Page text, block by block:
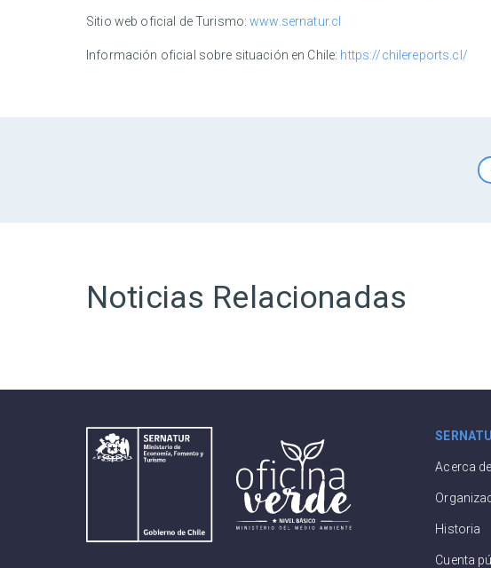
Sitio web oficial de Turismo:www.sernatur.cl
Información oficial sobre situación en Chile: https://chilereports.cl/
Noticias Relacionadas
Acerca de
Historia
Cuenta